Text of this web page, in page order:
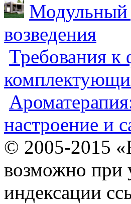
Модульный
возведения
Требования к
настроение и
© 2005-2015
возможно при
индексации